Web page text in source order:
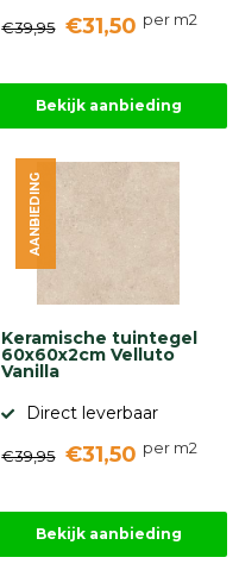
€39,95 €31,50 per m2
Bekijk aanbieding
Keramische tuintegel
60x60x2cm Velluto
Vanilla
Direct leverbaar
€39,95 €31,50 per m2
AANBIEDING
Bekijk aanbieding